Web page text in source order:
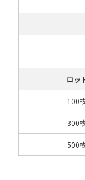
ロッ
100
300
500